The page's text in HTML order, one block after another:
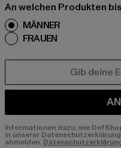
An welchen Produkten
MÄNNER
FRAUEN
Informationen dazu, wie
in unserer
abmelden.